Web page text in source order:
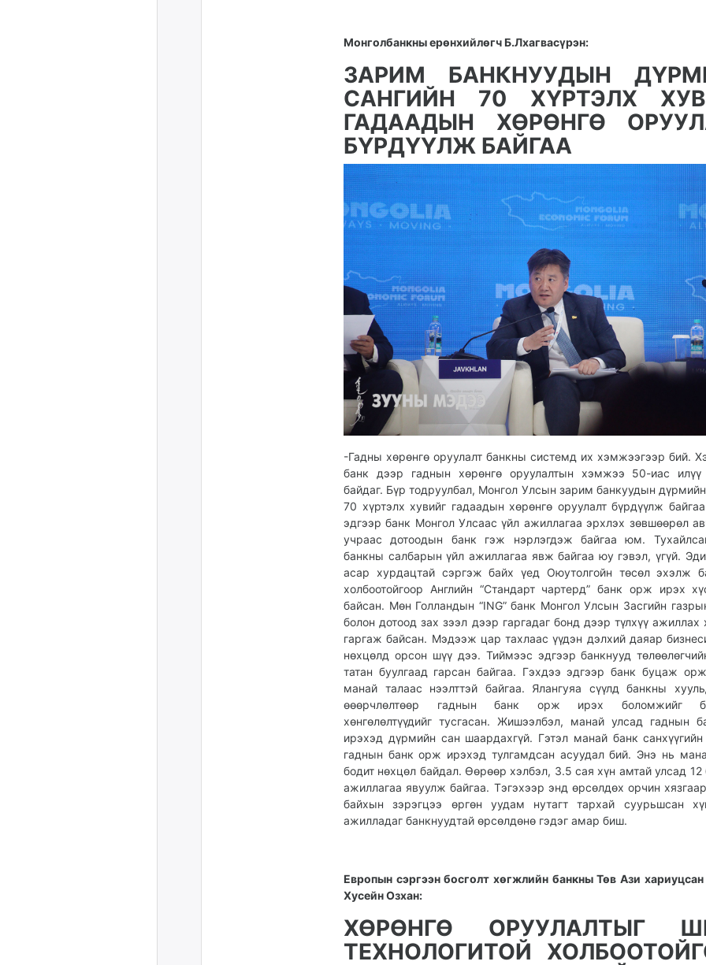
Монголбанкны ерөнхийлөгч Б.Лхагвасүрэн:
ЗАРИМ БАНКНУУДЫН
САНГИЙН 70 ХҮРТЭЛХ
ГАДААДЫН ХӨРӨНГӨ
БҮРДҮҮЛЖ БАЙГАА
-Гадны хөрөнгө оруулалт банкны системд их хэмжээгээр бий.
банк дээр гаднын хөрөнгө оруулалтын хэмжээ 50-иас илүү
байдаг. Бүр тодруулбал, Монгол Улсын зарим банкуудын дүрмийн
70 хүртэлх хувийг гадаадын хөрөнгө оруулалт бүрдүүлж
эдгээр банк Монгол Улсаас үйл ажиллагаа эрхлэх зөвшөөрөл
учраас дотоодын банк гэж нэрлэгдэж байгаа юм.
банкны салбарын үйл ажиллагаа явж байгаа юу гэвэл, үгүй.
асар хурдацтай сэргэж байх үед Оюутолгойн төсөл эхэлж
холбоотойгоор Английн “Стандарт чартерд” банк орж ирэх
байсан. Мөн Голландын “ING” банк Монгол Улсын Засгийн
болон дотоод зах зээл дээр гаргадаг бонд дээр түлхүү ажиллах
гаргаж байсан. Мэдээж цар тахлаас үүдэн дэлхий даяар
нөхцөлд орсон шүү дээ. Тиймээс эдгээр банкнууд
татан буулгаад гарсан байгаа. Гэхдээ эдгээр банк буцаж
манай талаас нээлттэй байгаа. Ялангуяа сүүлд банкны
өөөрчлөлтөөр гаднын банк орж ирэх боломжийг
хөнгөлөлтүүдийг тусгасан. Жишээлбэл, манай улсад гаднын
ирэхэд дүрмийн сан шаардахгүй. Гэтэл манай банк санхүүгийн
гаднын банк орж ирэхэд тулгамдсан асуудал бий. Энэ нь
бодит нөхцөл байдал. Өөрөөр хэлбэл, 3.5 сая хүн амтай улсад 12
ажиллагаа явуулж байгаа. Тэгэхээр энд өрсөлдөх орчин
байхын зэрэгцээ өргөн уудам нутагт тархай суурьшсан
ажилладаг банкнуудтай өрсөлдөнө гэдэг амар биш.
Европын сэргээн босголт хөгжлийн банкны Төв Ази хариуцсан
Хусейн Озхан:
ХӨРӨНГӨ ОРУУЛАЛТЫГ
ТЕХНОЛОГИТОЙ